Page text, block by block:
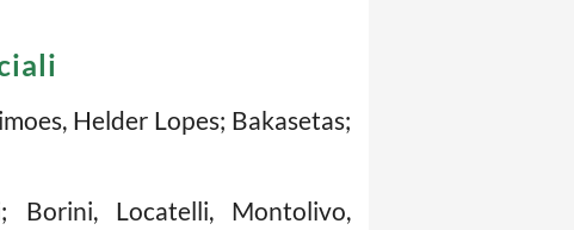
Helder Lopes; Bakasetas;
Borini, Locatelli, Montolivo,